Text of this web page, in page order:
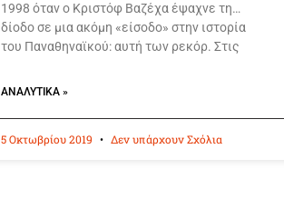
1998 όταν ο Κριστόφ Βαζέχα έψαχνε τη…
δίοδο σε μια ακόμη «είσοδο» στην ιστορία
του Παναθηναϊκού: αυτή των ρεκόρ. Στις
ΑΝΑΛΥΤΙΚΆ »
5 Οκτωβρίου 2019 Δεν υπάρχουν Σχόλια